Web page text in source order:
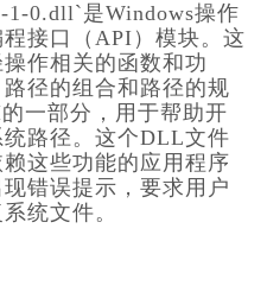
1-0.dll`是Windows操作
接口（API）模块。这
作相关的函数和功
径的组合和路径的规
一部分，用于帮助开
路径。这个DLL文件
这些功能的应用程序
错误提示，要求用户
统文件。